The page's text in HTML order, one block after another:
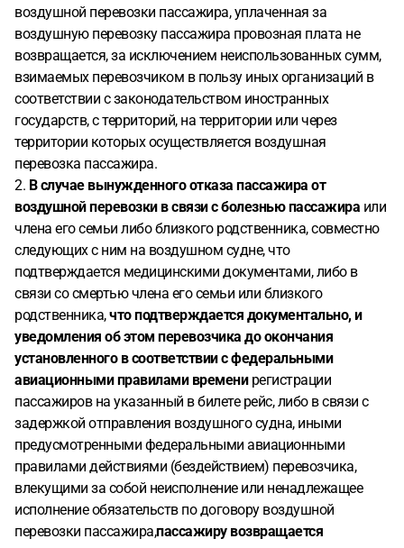
воздушной перевозки пассажира, уплаченная за
воздушную перевозку пассажира провозная плата не
возвращается, за исключением неиспользованных сумм,
взимаемых перевозчиком в пользу иных организаций в
соответствии с законодательством иностранных
государств, с территорий, на территории или через
территории которых осуществляется воздушная
перевозка пассажира.
2. В случае вынужденного отказа пассажира от
воздушной перевозки в связи с болезнью пассажира или
члена его семьи либо близкого родственника, совместно
следующих с ним на воздушном судне, что
подтверждается медицинскими документами, либо в
связи со смертью члена его семьи или близкого
родственника,что подтверждается документально, и
уведомления об этом перевозчика до окончания
установленного в соответствии с федеральными
авиационными правилами временирегистрации
пассажиров на указанный в билете рейс, либо в связи с
задержкой отправления воздушного судна, иными
предусмотренными федеральными авиационными
правилами действиями (бездействием) перевозчика,
влекущими за собой неисполнение или ненадлежащее
исполнение обязательств по договору воздушной
перевозки пассажира,пассажиру возвращается